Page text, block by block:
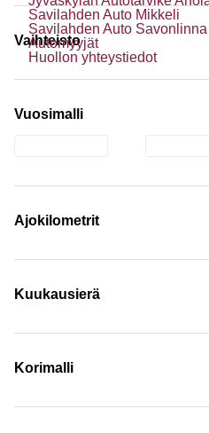
Savilahden Auto Mikkeli
Savilahden Auto Savonlinna
Automyyjät
Huollon yhteystiedot
Vaihteisto
Vuosimalli
Ajokilometrit
Kuukausierä
Korimalli